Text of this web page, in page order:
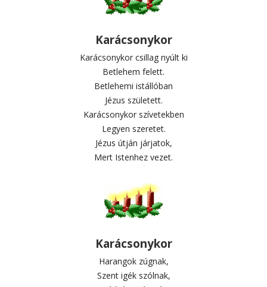
Karácsonykor
Karácsonykor csillag nyúlt ki
Betlehem felett.
Betlehemi istállóban
Jézus született.
Karácsonykor szívetekben
Legyen szeretet.
Jézus útján járjatok,
Mert Istenhez vezet.
Karácsonykor
Harangok zúgnak,
Szent igék szólnak,